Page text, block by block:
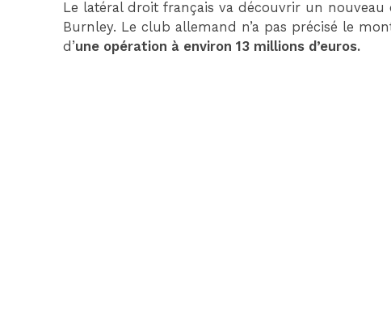
Le latéral droit français va découvrir un
Burnley. Le club allemand n’a pas précisé le
d’une opération à environ 13 millions d’euros.